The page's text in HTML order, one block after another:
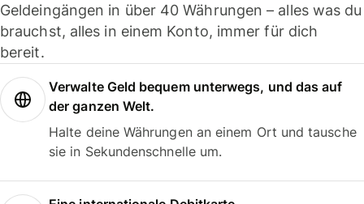
Geldeingängen in über 40 Währungen – alles was du
brauchst, alles in einem Konto, immer für dich
bereit.
Verwalte Geld bequem unterwegs, und das auf
der ganzen Welt.
Halte deine Währungen an einem Ort und tausche
sie in Sekundenschnelle um.